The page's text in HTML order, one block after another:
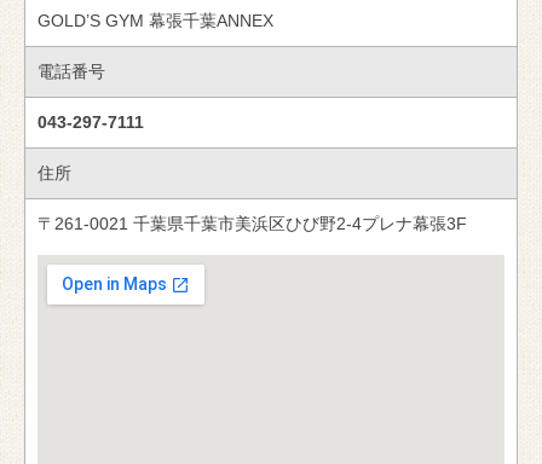
GOLD’S GYM 幕張千葉ANNEX
電話番号
043-297-7111
住所
〒261-0021 千葉県千葉市美浜区ひび野2-4プレナ幕張3F